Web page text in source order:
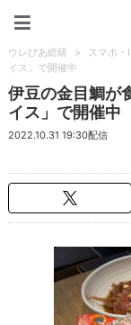
ウレぴあ総研 > スマホ・
イス」で開催中
伊豆の金目鯛が
イス」で開催中
2022.10.31 19:30配信